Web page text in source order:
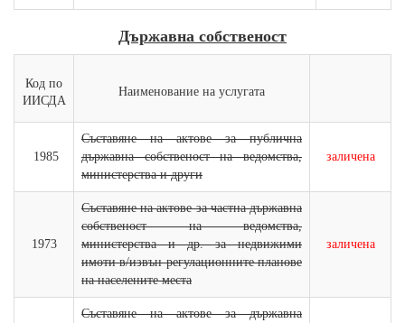
Държавна собственост
Код по
ИИСДА
Наименование на услугата
1985
Съставяне на актове за публична
държавна собственост на ведомства,
министерства и други
заличена
1973
Съставяне на актове за частна държавна
собственост на ведомства,
министерства и др. за недвижими
имоти в/извън регулационните планове
на населените места
заличена
Съставяне на актове за държавна